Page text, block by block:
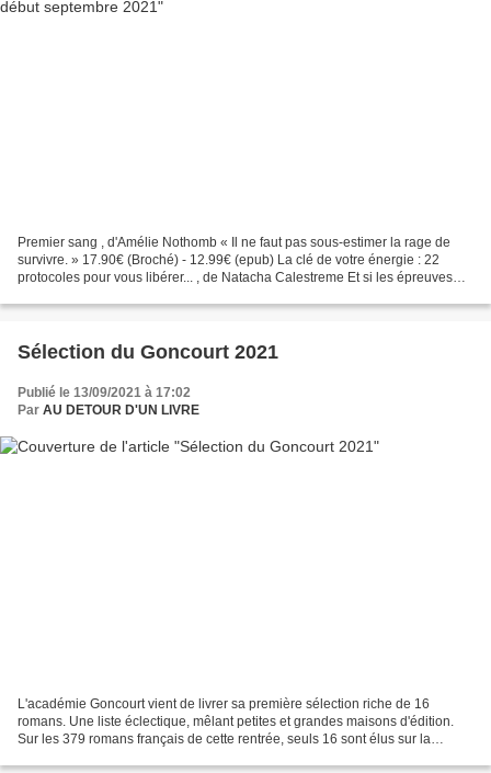
Premier sang , d'Amélie Nothomb « Il ne faut pas sous-estimer la rage de
survivre. » 17.90€ (Broché) - 12.99€ (epub) La clé de votre énergie : 22
protocoles pour vous libérer... , de Natacha Calestreme Et si les épreuves
Sélection du Goncourt 2021
Publié le 13/09/2021 à 17:02
Par AU DETOUR D'UN LIVRE
L'académie Goncourt vient de livrer sa première sélection riche de 16
romans. Une liste éclectique, mêlant petites et grandes maisons d'édition.
Sur les 379 romans français de cette rentrée, seuls 16 sont élus sur la